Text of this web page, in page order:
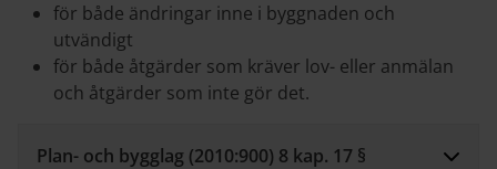
för både ändringar inne i byggnaden och
utvändigt
för både åtgärder som kräver lov- eller anmälan
och åtgärder som inte gör det.
Plan- och bygglag (2010:900) 8 kap. 17 §